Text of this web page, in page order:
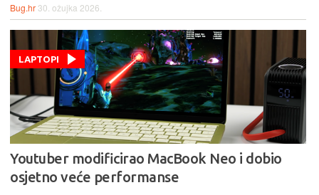
Bug.hr 30. ožujka 2026.
LAPTOPI
Youtuber modificirao MacBook Neo i dobio
osjetno veće performanse